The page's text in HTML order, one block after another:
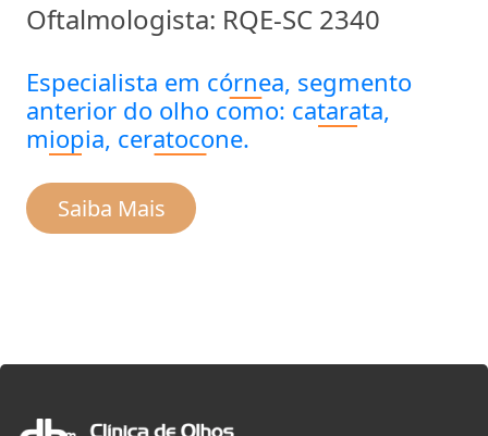
Oftalmologista: RQE-SC 2340
Especialista em córnea, segmento
anterior do olho como: catarata,
miopia, ceratocone.
Saiba Mais